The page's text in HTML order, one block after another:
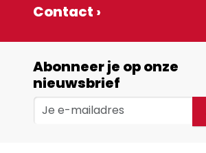
Contact ›
Abonneer je op onze
nieuwsbrief